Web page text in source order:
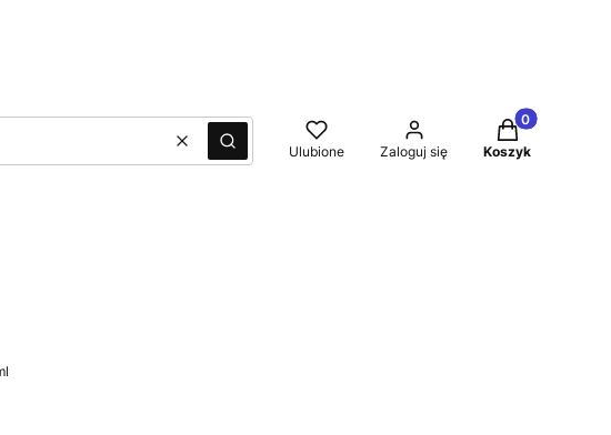
WyczyśćSzukaj Ulubione Zaloguj się
Produkty w
Koszyk